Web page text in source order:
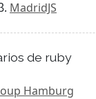
MadridJS
de ruby
Hamburg